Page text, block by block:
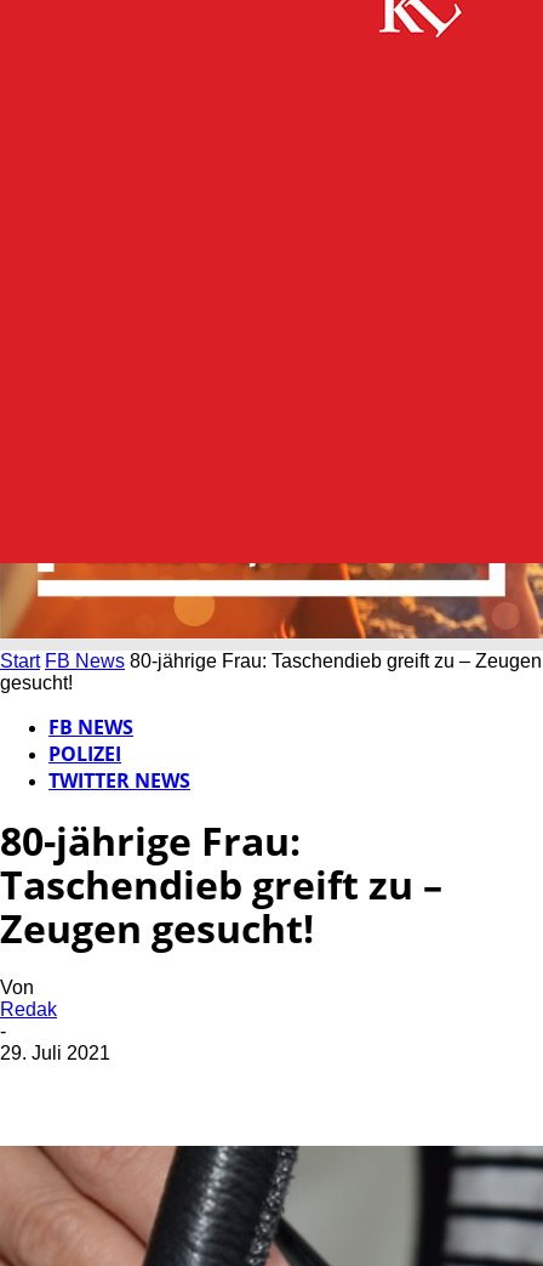
Start FB News 80-jährige Frau: Taschendieb greift zu – Zeugen
gesucht!
FB NEWS
POLIZEI
TWITTER NEWS
80-jährige Frau:
Taschendieb greift zu –
Zeugen gesucht!
Von
Redak
-
29. Juli 2021